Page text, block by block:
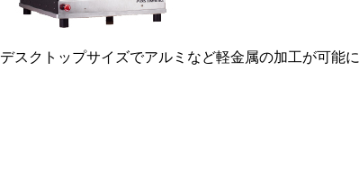
デスクトップサイズでアルミなど軽金属の加工が可能に